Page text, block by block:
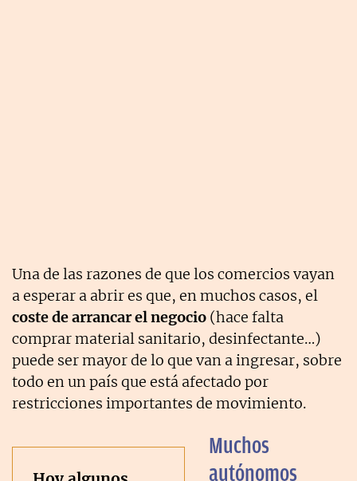
Una de las razones de que los comercios vayan
a esperar a abrir es que, en muchos casos, el
coste de arrancar el negocio (hace falta
comprar material sanitario, desinfectante…)
puede ser mayor de lo que van a ingresar, sobre
todo en un país que está afectado por
restricciones importantes de movimiento.
Muchos
autónomos